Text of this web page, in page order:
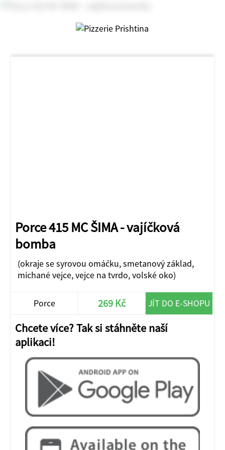
Porce 415 MC ŠIMA - vajíčková
bomba
(okraje se syrovou omáčku, smetanový základ,
míchané vejce, vejce na tvrdo, volské oko)
Porce 269 Kč JÍT DO E-SHOPU
Chcete více? Tak si stáhněte naší
aplikaci!